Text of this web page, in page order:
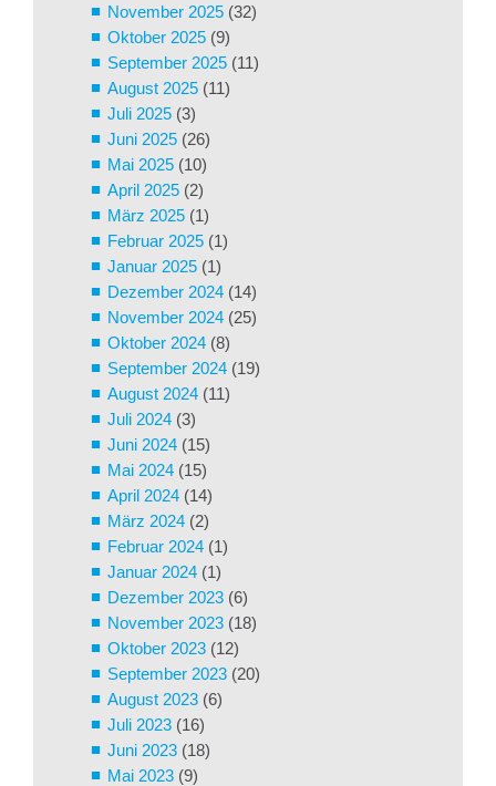
November 2025 (32)
Oktober 2025 (9)
September 2025 (11)
August 2025 (11)
Juli 2025 (3)
Juni 2025 (26)
Mai 2025 (10)
April 2025 (2)
März 2025 (1)
Februar 2025 (1)
Januar 2025 (1)
Dezember 2024 (14)
November 2024 (25)
Oktober 2024 (8)
September 2024 (19)
August 2024 (11)
Juli 2024 (3)
Juni 2024 (15)
Mai 2024 (15)
April 2024 (14)
März 2024 (2)
Februar 2024 (1)
Januar 2024 (1)
Dezember 2023 (6)
November 2023 (18)
Oktober 2023 (12)
September 2023 (20)
August 2023 (6)
Juli 2023 (16)
Juni 2023 (18)
Mai 2023 (9)